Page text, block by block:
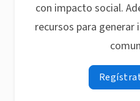
con impacto social.
recursos para